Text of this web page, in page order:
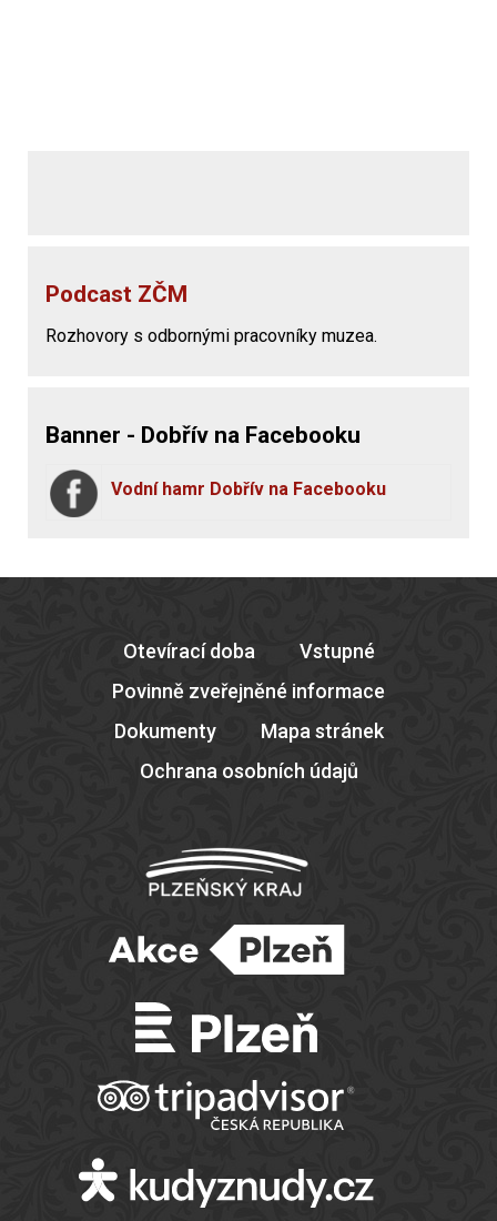
Podcast ZČM
Rozhovory s odbornými pracovníky muzea.
Banner - Dobřív na Facebooku
Vodní hamr Dobřív na Facebooku
Otevírací doba
Vstupné
Povinně zveřejněné informace
Dokumenty
Mapa stránek
Ochrana osobních údajů